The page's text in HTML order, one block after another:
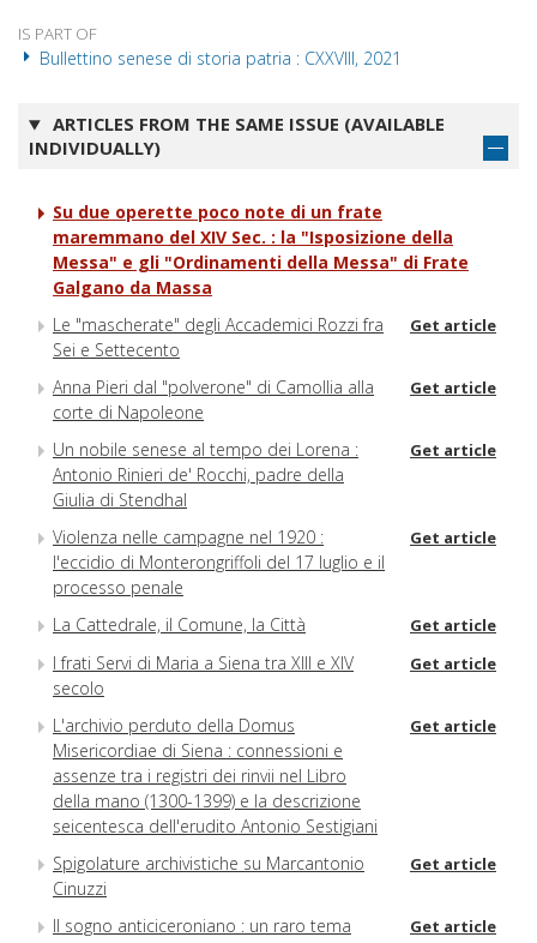
IS PART OF
Bullettino senese di storia patria : CXXVIII, 2021
ARTICLES FROM THE SAME ISSUE (AVAILABLE
INDIVIDUALLY)
Su due operette poco note di un frate
maremmano del XIV Sec. : la "Isposizione della
Messa" e gli "Ordinamenti della Messa" di Frate
Galgano da Massa
Le "mascherate" degli Accademici Rozzi fra
Sei e Settecento
Get article
Anna Pieri dal "polverone" di Camollia alla
corte di Napoleone
Get article
Un nobile senese al tempo dei Lorena :
Antonio Rinieri de' Rocchi, padre della
Giulia di Stendhal
Get article
Violenza nelle campagne nel 1920 :
l'eccidio di Monterongriffoli del 17 luglio e il
processo penale
Get article
La Cattedrale, il Comune, la Città Get article
I frati Servi di Maria a Siena tra XIII e XIV
secolo
Get article
L'archivio perduto della Domus
Misericordiae di Siena : connessioni e
assenze tra i registri dei rinvii nel Libro
della mano (1300-1399) e la descrizione
seicentesca dell'erudito Antonio Sestigiani
Get article
Spigolature archivistiche su Marcantonio
Cinuzzi
Get article
Il sogno anticiceroniano : un raro tema
Get article